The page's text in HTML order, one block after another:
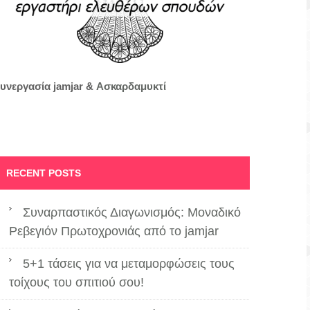
jamjar & Ασκαρδαμυκτί
RECENT POSTS
Συναρπαστικός Διαγωνισμός: Μοναδικό
Ρεβεγιόν Πρωτοχρονιάς από το jamjar
5+1 τάσεις για να μεταμορφώσεις τους
τοίχους του σπιτιού σου!